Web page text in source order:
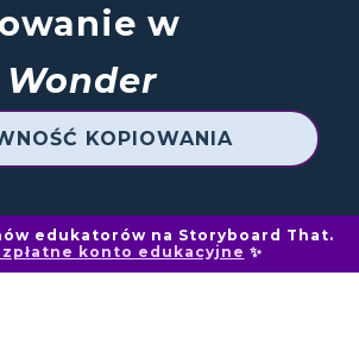
w
Wonder
KOPIOWANIA
edukatorów na Storyboard That.
konto edukacyjne ✨